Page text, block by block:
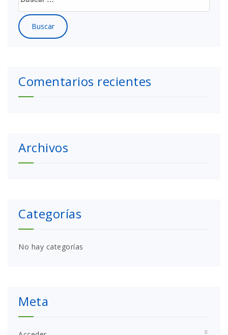
Comentarios recientes
Archivos
Categorías
No hay categorías
Meta